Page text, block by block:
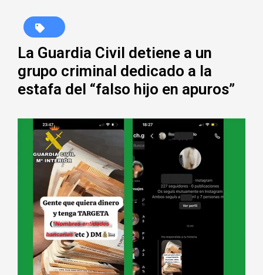
La Guardia Civil detiene a un
grupo criminal dedicado a la
estafa del “falso hijo en apuros”